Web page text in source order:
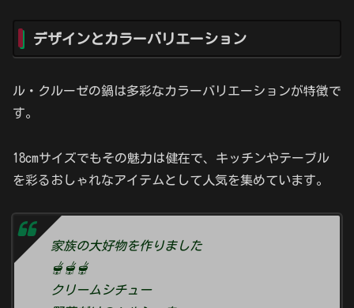
デザインとカラーバリエーション
ル・クルーゼの鍋は多彩なカラーバリエーションが特徴で
す。
18cmサイズでもその魅力は健在で、キッチンやテーブル
を彩るおしゃれなアイテムとして人気を集めています。
家族の大好物を作りました
🫕🫕🫕
クリームシチュー